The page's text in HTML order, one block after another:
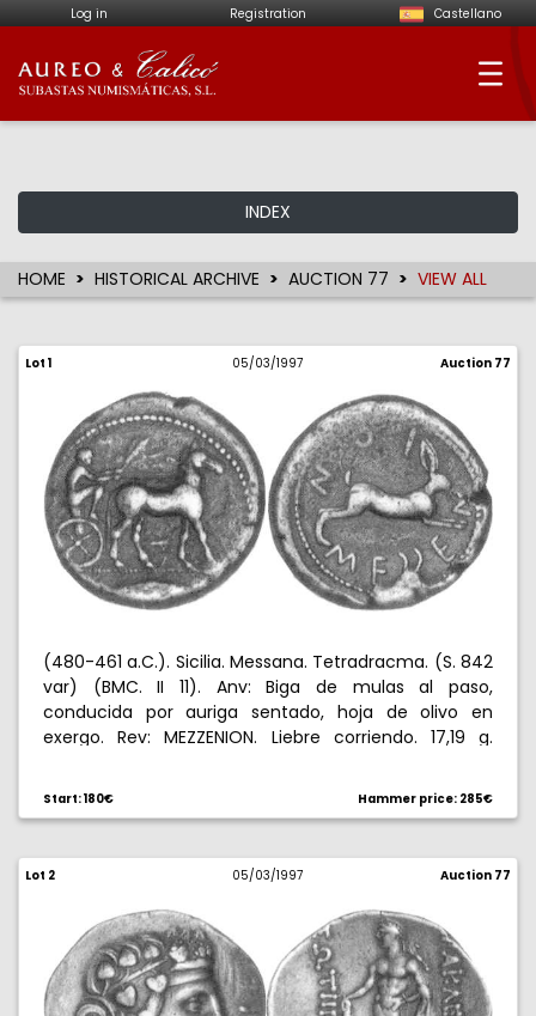
Log in Registration Castellano
Aureo & Calicó -
INDEX
HOME HISTORICAL ARCHIVE AUCTION 77 VIEW ALL
Lot 1 05/03/1997 Auction 77
(480-461 a.C.). Sicilia. Messana. Tetradracma. (S. 842
var) (BMC. II 11). Anv: Biga de mulas al paso,
conducida por auriga sentado, hoja de olivo en
exergo. Rev: MEZZENION. Liebre corriendo. 17,19 g.
Start: 180€ Hammer price: 285€
Lot 2 05/03/1997 Auction 77